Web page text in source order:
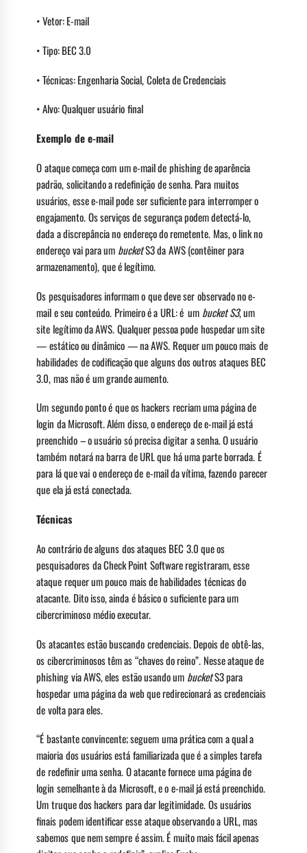
• Vetor: E-mail
• Tipo: BEC 3.0
• Técnicas: Engenharia Social, Coleta de Credenciais
• Alvo: Qualquer usuário final
Exemplo de e-mail
O ataque começa com um e-mail de phishing de aparência
padrão, solicitando a redefinição de senha. Para muitos
usuários, esse e-mail pode ser suficiente para interromper o
engajamento. Os serviços de segurança podem detectá-lo,
dada a discrepância no endereço do remetente. Mas, o link no
endereço vai para um bucketS3 da AWS (contêiner para
armazenamento), que é legítimo.
Os pesquisadores informam o que deve ser observado no e-
mail e seu conteúdo. Primeiro é a URL: é um bucket S3, um
site legítimo da AWS. Qualquer pessoa pode hospedar um site
— estático ou dinâmico — na AWS. Requer um pouco mais de
habilidades de codificação que alguns dos outros ataques BEC
3.0, mas não é um grande aumento.
Um segundo ponto é que os hackers recriam uma página de
login da Microsoft. Além disso, o endereço de e-mail já está
preenchido – o usuário só precisa digitar a senha. O usuário
também notará na barra de URL que há uma parte borrada. É
para lá que vai o endereço de e-mail da vítima, fazendo parecer
que ela já está conectada.
Técnicas
Ao contrário de alguns dos ataques BEC 3.0 que os
pesquisadores da Check Point Software registraram, esse
ataque requer um pouco mais de habilidades técnicas do
atacante. Dito isso, ainda é básico o suficiente para um
cibercriminoso médio executar.
Os atacantes estão buscando credenciais. Depois de obtê-las,
os cibercriminosos têm as “chaves do reino”. Nesse ataque de
phishing via AWS, eles estão usando um bucketS3 para
hospedar uma página da web que redirecionará as credenciais
de volta para eles.
“É bastante convincente; seguem uma prática com a qual a
maioria dos usuários está familiarizada que é a simples tarefa
de redefinir uma senha. O atacante fornece uma página de
login semelhante à da Microsoft, e o e-mail já está preenchido.
Um truque dos hackers para dar legitimidade. Os usuários
finais podem identificar esse ataque observando a URL, mas
sabemos que nem sempre é assim. É muito mais fácil apenas